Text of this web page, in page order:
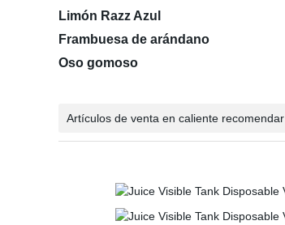
Limón Razz Azul
Frambuesa de arándano
Oso gomoso
Artículos de venta en caliente recomendar